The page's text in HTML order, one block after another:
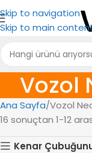
Skip to navigation
Skip to main
Vozol
Ana Sayfa Vozol
16 sonuçtan 1-12
Kenar